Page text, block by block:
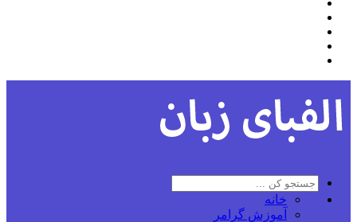
خانه
آموزش گرامر